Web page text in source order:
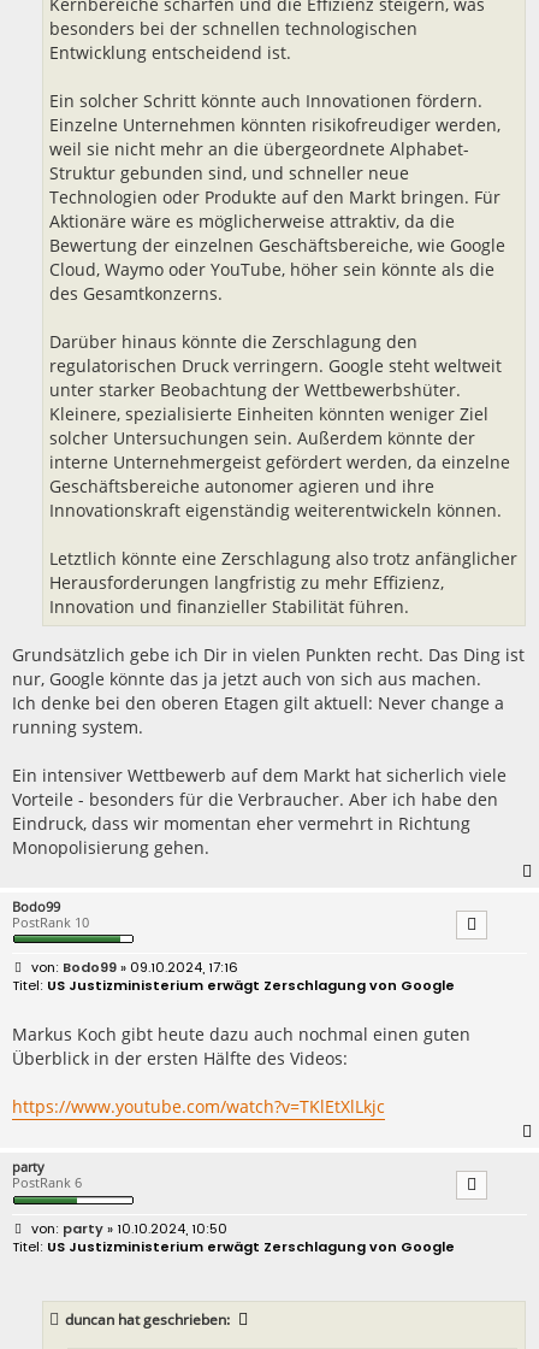
besonders bei der schnellen technologischen
Entwicklung entscheidend ist.
Ein solcher Schritt könnte auch Innovationen fördern.
Einzelne Unternehmen könnten risikofreudiger werden,
weil sie nicht mehr an die übergeordnete Alphabet-
Struktur gebunden sind, und schneller neue
Technologien oder Produkte auf den Markt bringen. Für
Aktionäre wäre es möglicherweise attraktiv, da die
Bewertung der einzelnen Geschäftsbereiche, wie Google
Cloud, Waymo oder YouTube, höher sein könnte als die
des Gesamtkonzerns.
Darüber hinaus könnte die Zerschlagung den
regulatorischen Druck verringern. Google steht weltweit
unter starker Beobachtung der Wettbewerbshüter.
Kleinere, spezialisierte Einheiten könnten weniger Ziel
solcher Untersuchungen sein. Außerdem könnte der
interne Unternehmergeist gefördert werden, da einzelne
Geschäftsbereiche autonomer agieren und ihre
Innovationskraft eigenständig weiterentwickeln können.
Letztlich könnte eine Zerschlagung also trotz anfänglicher
Herausforderungen langfristig zu mehr Effizienz,
Innovation und finanzieller Stabilität führen.
Grundsätzlich gebe ich Dir in vielen Punkten recht. Das Ding ist
nur, Google könnte das ja jetzt auch von sich aus machen.
Ich denke bei den oberen Etagen gilt aktuell: Never change a
running system.
Ein intensiver Wettbewerb auf dem Markt hat sicherlich viele
Vorteile - besonders für die Verbraucher. Aber ich habe den
Eindruck, dass wir momentan eher vermehrt in Richtung
Monopolisierung gehen.
Bodo99
PostRank 10
B
e
r
a
g
Bodo99» 09.10.2024, 17:16
US Justizministerium erwägt Zerschlagung von Google
Markus Koch gibt heute dazu auch nochmal einen guten
Überblick in der ersten Hälfte des Videos:
https://www.youtube.com/watch?v=TKlEtXlLkjc
party
PostRank 6
B
e
party» 10.10.2024, 10:50
US Justizministerium erwägt Zerschlagung von Google
duncan hat geschrieben: